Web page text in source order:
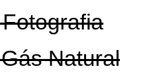
Natural